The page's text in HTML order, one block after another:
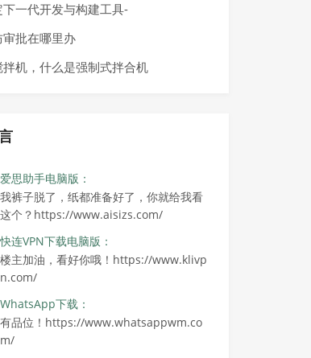
一代开发与构建工具-
批在哪里办
机，什么是强制式拌合机
爱思助手电脑版：
我裤子脱了，纸都准备好了，你就给我看
这个？https://www.aisizs.com/
快连VPN下载电脑版：
楼主加油，看好你哦！https://www.klivp
n.com/
WhatsApp下载：
有品位！https://www.whatsappwm.co
m/